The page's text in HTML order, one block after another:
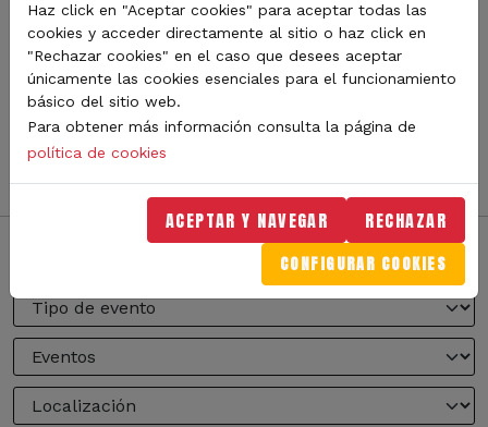
Sigue de cerca todas las novedades de MotorLand
Aragón. Aquí encontrarás noticias sobre eventos,
competiciones, pilotos, novedades del circuito y
mucho más. Filtra por categoría o tipo de contenido y
no te pierdas nada del mundo del motor.
Haz click en "Aceptar cookies" para aceptar todas las
cookies y acceder directamente al sitio o haz click en
"Rechazar cookies" en el caso que desees aceptar
únicamente las cookies esenciales para el funcionamiento
básico del sitio web.
Para obtener más información consulta la página de
política de cookies
ACEPTAR Y NAVEGAR RECHAZAR
CONFIGURAR COOKIES